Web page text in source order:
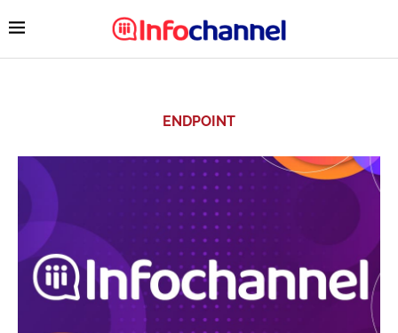
ENDPOINT